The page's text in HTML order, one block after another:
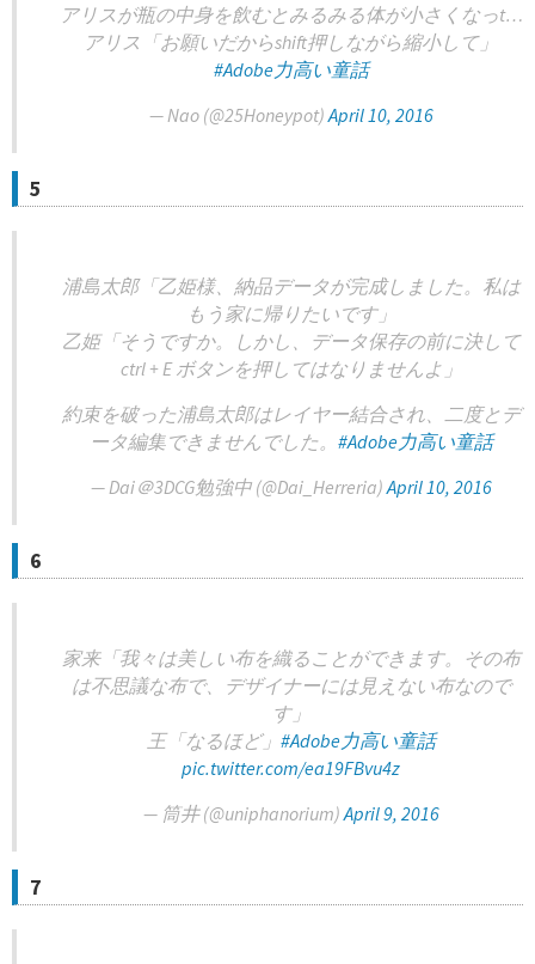
アリスが瓶の中身を飲むとみるみる体が小さくなっt…
アリス「お願いだからshift押しながら縮小して」
#Adobe力高い童話
— Nao (@25Honeypot)April 10, 2016
5
浦島太郎「乙姫様、納品データが完成しました。私は
もう家に帰りたいです」
乙姫「そうですか。しかし、データ保存の前に決して
ctrl + E ボタンを押してはなりませんよ」
約束を破った浦島太郎はレイヤー結合され、二度とデ
ータ編集できませんでした。 #Adobe力高い童話
— Dai＠3DCG勉強中 (@Dai_Herreria)April 10, 2016
6
家来「我々は美しい布を織ることができます。その布
は不思議な布で、デザイナーには見えない布なので
す」
王「なるほど」 #Adobe力高い童話
pic.twitter.com/ea19FBvu4z
— 筒井 (@uniphanorium)April 9, 2016
7